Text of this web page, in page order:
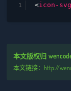
<icon-svg
本文版权归
本文链接：http://